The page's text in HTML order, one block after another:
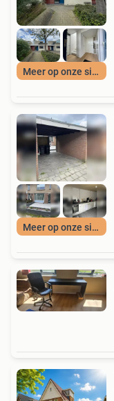
Meer op onze site
Meer op onze site